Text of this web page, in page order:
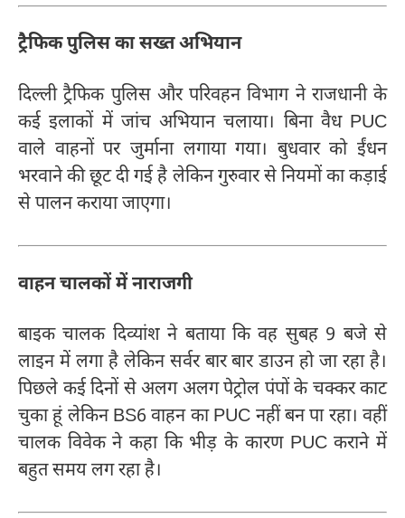
ट्रैफिक पुलिस का सख्त अभियान
दिल्ली ट्रैफिक पुलिस और परिवहन विभाग ने राजधानी के
कई इलाकों में जांच अभियान चलाया। बिना वैध PUC
वाले वाहनों पर जुर्माना लगाया गया। बुधवार को ईंधन
भरवाने की छूट दी गई है लेकिन गुरुवार से नियमों का कड़ाई
से पालन कराया जाएगा।
वाहन चालकों में नाराजगी
बाइक चालक दिव्यांश ने बताया कि वह सुबह 9 बजे से
लाइन में लगा है लेकिन सर्वर बार बार डाउन हो जा रहा है।
पिछले कई दिनों से अलग अलग पेट्रोल पंपों के चक्कर काट
चुका हूं लेकिन BS6 वाहन का PUC नहीं बन पा रहा। वहीं
चालक विवेक ने कहा कि भीड़ के कारण PUC कराने में
बहुत समय लग रहा है।